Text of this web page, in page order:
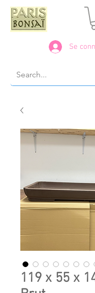
Se
119 x 55 x